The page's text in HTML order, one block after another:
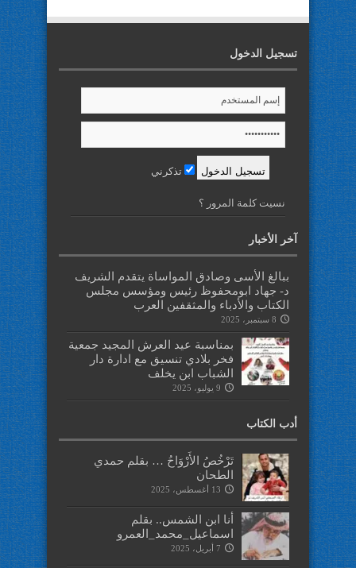
تسجيل الدخول
تذكرني
نسيت كلمة المرور ؟
آخر الأخبار
ببالغ الأسى وصادق المواساة يتقدم الشريف
د- جهاد ابومحفوظ رئيس ومؤسس مجلس
الكتاب والأدباء والمثقفين العرب
8 سبتمبر، 2025
بمناسبة عيد العرش المجيد جمعية
فخر بلادي تنسيق مع ادارة دار
الشباب ابن يخلف
9 يوليو، 2025
أدب الكتاب
تَرْخُصُ الأَرْوَاحُ … بقلم حمدي
الطحان
13 أغسطس، 2025
أنا ابن الشمس.. بقلم
اسماعيل_محمد_العمرو
7 أبريل، 2025